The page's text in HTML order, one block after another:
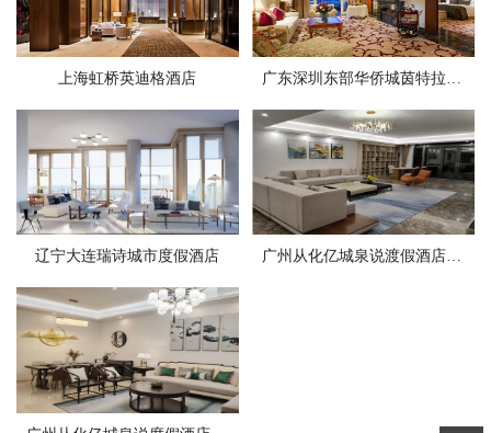
上海虹桥英迪格酒店
辽宁大连瑞诗城市度假酒店 广州从化亿城泉说渡假酒店281平